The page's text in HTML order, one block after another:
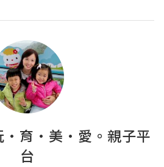
·育·美·愛。親子平
台